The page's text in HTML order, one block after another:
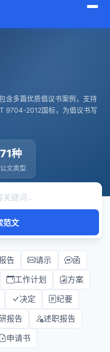
含多篇优质倡议书案例，支持
9704-2012国标，为倡议书写
71种
公文类型
范文
告 请示
函
工作计划
方案
决定
纪要
报告
述职报告
申请书